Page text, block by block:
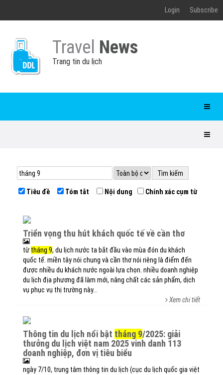
Login Subscribe
Travel News
Trang tin du lịch
Tiêu đề Tóm tắt Nội dung Chính xác cụm từ
triển vọng thu hút khách quốc tế về cần thơ
từ tháng 9, du lịch nước ta bắt đầu vào mùa đón du khách
quốc tế. miền tây nói chung và cần thơ nói riêng là điểm đến
được nhiều du khách nước ngoài lựa chọn. nhiều doanh nghiệp
du lịch địa phương đã làm mới, nâng chất các sản phẩm, dịch
vụ phục vụ thị trường này...
Xem chi tiết
thông tin du lịch nổi bật tháng 9/2025: giải
thưởng du lịch việt nam 2025 vinh danh 113
doanh nghiệp, đơn vị tiêu biểu
ngày 7/10, trung tâm thông tin du lịch (cục du lịch quốc gia việt